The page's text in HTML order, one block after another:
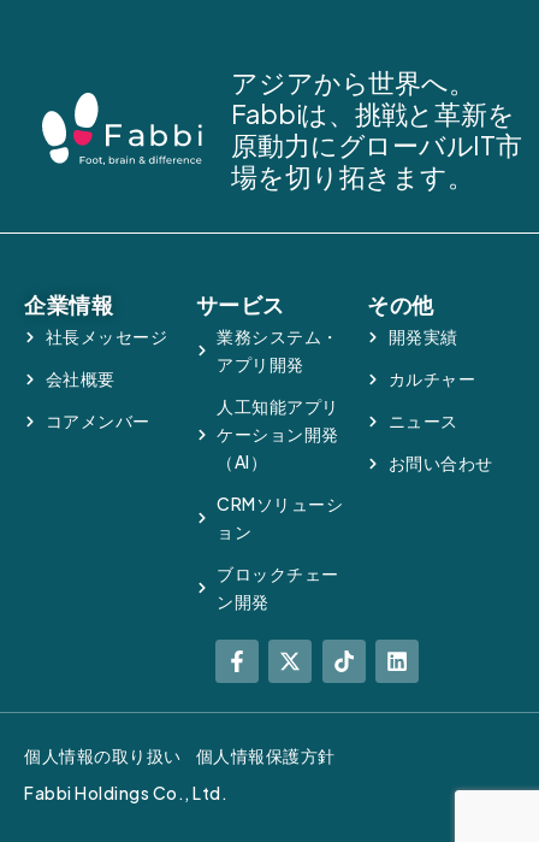
アジアから世界へ。
Fabbiは、挑戦と革新を
原動力にグローバルIT市
場を切り拓きます。
企業情報
社長メッセージ
会社概要
コアメンバー
サービス
業務システム・
アプリ開発
人工知能アプリ
ケーション開発
（AI）
CRMソリューシ
ョン
ブロックチェー
ン開発
その他
開発実績
カルチャー
ニュース
お問い合わせ
個人情報の取り扱い
個人情報保護方針
Fabbi Holdings Co., Ltd.